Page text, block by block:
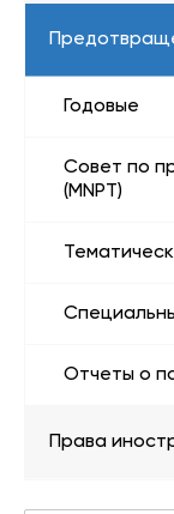
Годовые
Совет по
(MNPT)
Отчеты о
Права